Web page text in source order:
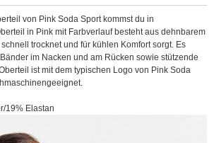
von Pink Soda Sport kommst du in
in Pink mit Farbverlauf besteht aus dehnbarem
trocknet und für kühlen Komfort sorgt. Es
im Nacken und am Rücken sowie stützende
ist mit dem typischen Logo von Pink Soda
19% Elastan